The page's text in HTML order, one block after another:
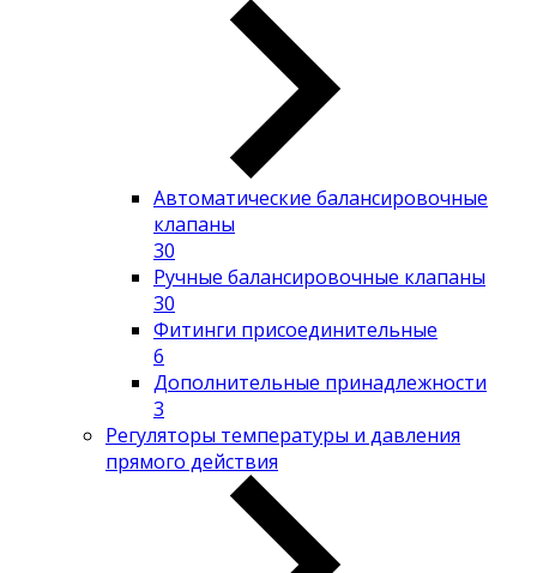
Автоматические балансировочные
клапаны
30
Ручные балансировочные клапаны
30
Фитинги присоединительные
6
Дополнительные принадлежности
3
Регуляторы температуры и давления
прямого действия